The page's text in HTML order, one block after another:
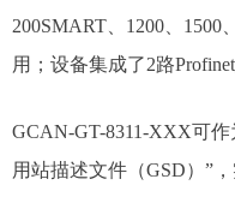
200SMART、1200、1500
用；设备集成了2路
GCAN-GT-8311-XXX可
用站描述文件（GSD）”